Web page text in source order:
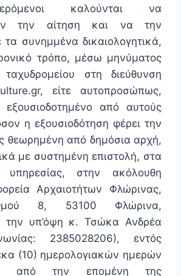
καλούνται να
την αίτηση και να την
συνημμένα δικαιολογητικά,
τρόπο, μέσω μηνύματος
ταχυδρομείου στη διεύθυνση
είτε αυτοπροσώπως,
από αυτούς
η εξουσιοδότηση φέρει την
θεωρημένη από δημόσια αρχή,
με συστημένη επιστολή, στα
υπηρεσίας, στην ακόλουθη
Αρχαιοτήτων Φλώρινας,
8, 53100 Φλώρινα,
την υπ’όψη κ. Τσώκα Ανδρέα
2385028206), εντός
(10) ημερολογιακών ημερών
από την επομένη της